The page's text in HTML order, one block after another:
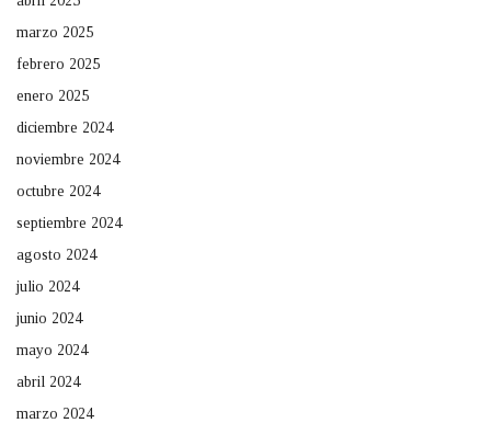
marzo 2025
febrero 2025
enero 2025
diciembre 2024
noviembre 2024
octubre 2024
septiembre 2024
agosto 2024
julio 2024
junio 2024
mayo 2024
abril 2024
marzo 2024